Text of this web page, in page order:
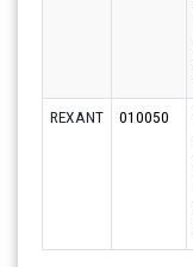
REXANT 010050